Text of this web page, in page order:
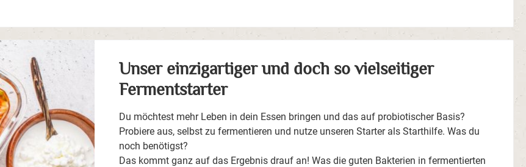
Unser einzigartiger und doch so vielseitiger
Fermentstarter
Du möchtest mehr Leben in dein Essen bringen und das auf probiotischer Basis?
Probiere aus, selbst zu fermentieren und nutze unseren Starter als Starthilfe. Was du
noch benötigst?
Das kommt ganz auf das Ergebnis drauf an! Was die guten Bakterien in fermentierten